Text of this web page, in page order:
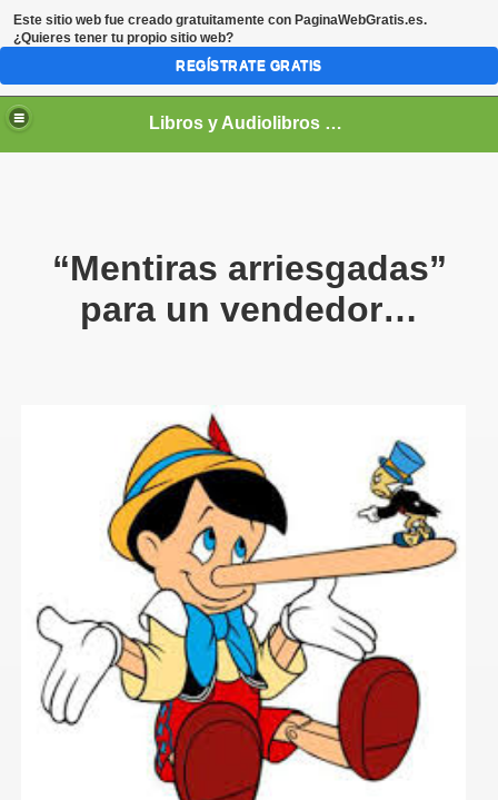
Libros y Audiolibros Para emprendedores
“Mentiras arriesgadas”
para un vendedor…
Este sitio web fue creado gratuitamente con PaginaWebGratis.es.
¿Quieres tener tu propio sitio web?
REGÍSTRATE GRATIS